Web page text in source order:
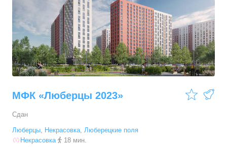
МФК «Люберцы 2023»
Сдан
Люберцы, Некрасовка, Люберецкие поля
Некрасовка
18 мин.